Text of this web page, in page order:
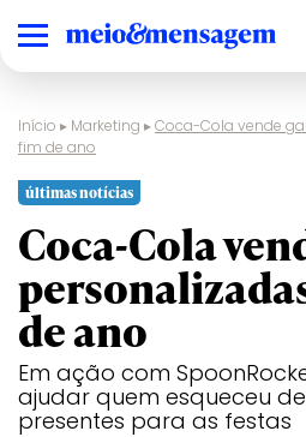
Início ▸ Marketing ▸Coca-Cola vende
fim de ano
últimas notícias
Coca-Cola
de ano
Em ação com
ajudar quem esqueceu
presentes para as festas